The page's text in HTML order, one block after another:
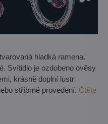
hladká ramena.
Svítidlo je ozdobeno ověsy
krásně doplní lustr
stříbrné provedení. Čtěte